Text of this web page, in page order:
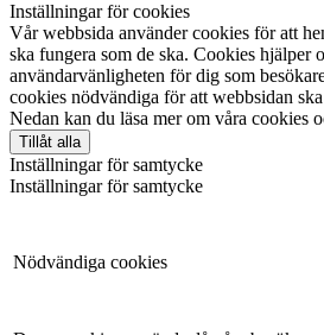
Inställningar för cookies
Vår webbsida använder cookies för att
ska fungera som de ska. Cookies hjälper
användarvänligheten för dig som
cookies nödvändiga för att webbsidan
Nedan kan du läsa mer om våra cookies
Tillåt alla
Inställningar för samtycke
Inställningar för samtycke
Nödvändiga cookies